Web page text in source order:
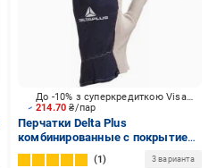
214.70₴/пар
До -10% з суперкредиткою Visa Вигода
Перчатки Delta Plus
комбинированные с покрытием
кожа M (8) CT402BL08
1 3 варианта